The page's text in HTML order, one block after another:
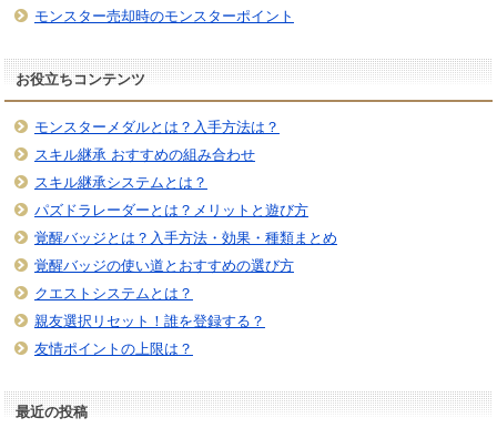
モンスター売却時のモンスターポイント
お役立ちコンテンツ
モンスターメダルとは？入手方法は？
スキル継承 おすすめの組み合わせ
スキル継承システムとは？
パズドラレーダーとは？メリットと遊び方
覚醒バッジとは？入手方法・効果・種類まとめ
覚醒バッジの使い道とおすすめの選び方
クエストシステムとは？
親友選択リセット！誰を登録する？
友情ポイントの上限は？
最近の投稿